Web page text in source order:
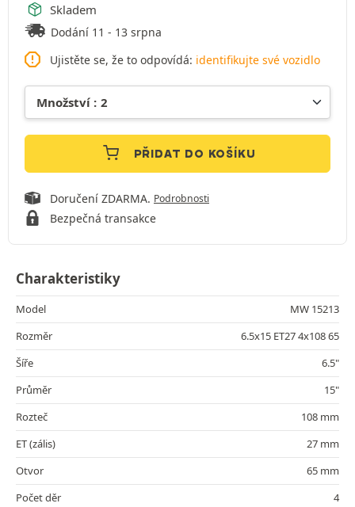
Skladem
Dodání 11 - 13 srpna
Ujistěte se, že to odpovídá: identifikujte své vozidlo
PŘIDAT DO KOŠÍKU
Doručení ZDARMA. Podrobnosti
Bezpečná transakce
Charakteristiky
Model
MW 15213
Rozměr
6.5x15 ET27 4x108 65
Šíře
6.5"
Průměr
15"
Rozteč
108 mm
ET (zális)
27 mm
Otvor
65 mm
Počet děr
4